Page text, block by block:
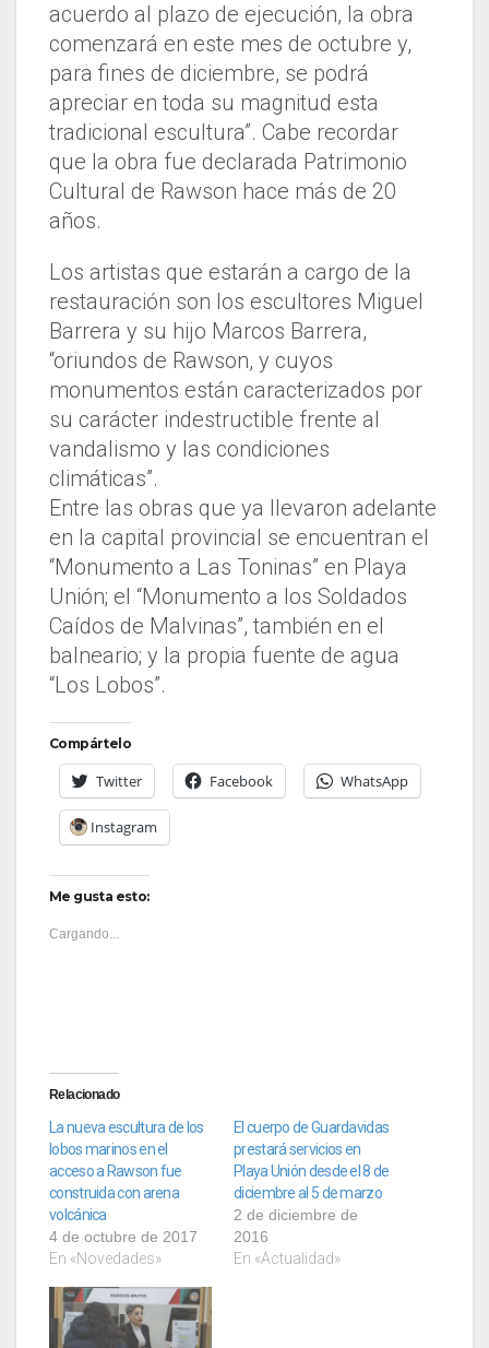
acuerdo al plazo de ejecución, la obra
comenzará en este mes de octubre y,
para fines de diciembre, se podrá
apreciar en toda su magnitud esta
tradicional escultura”. Cabe recordar
que la obra fue declarada Patrimonio
Cultural de Rawson hace más de 20
años.
Los artistas que estarán a cargo de la
restauración son los escultores Miguel
Barrera y su hijo Marcos Barrera,
“oriundos de Rawson, y cuyos
monumentos están caracterizados por
su carácter indestructible frente al
vandalismo y las condiciones
climáticas”.
Entre las obras que ya llevaron adelante
en la capital provincial se encuentran el
“Monumento a Las Toninas” en Playa
Unión; el “Monumento a los Soldados
Caídos de Malvinas”, también en el
balneario; y la propia fuente de agua
“Los Lobos”.
Compártelo
Twitter Facebook WhatsApp
Instagram
Me gusta esto:
Cargando...
Relacionado
La nueva escultura de los
lobos marinos en el
acceso a Rawson fue
construida con arena
volcánica
4 de octubre de 2017
En «Novedades»
El cuerpo de Guardavidas
prestará servicios en
Playa Unión desde el 8 de
diciembre al 5 de marzo
2 de diciembre de
2016
En «Actualidad»